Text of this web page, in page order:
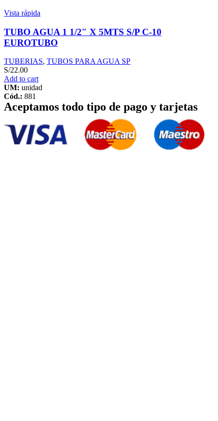
Vista rápida
TUBO AGUA 1 1/2″ X 5MTS S/P C-10
EUROTUBO
TUBERIAS, TUBOS PARA AGUA SP
S/22.00
Add to cart
UM: unidad
Cód.: 881
Aceptamos todo tipo de pago y tarjetas